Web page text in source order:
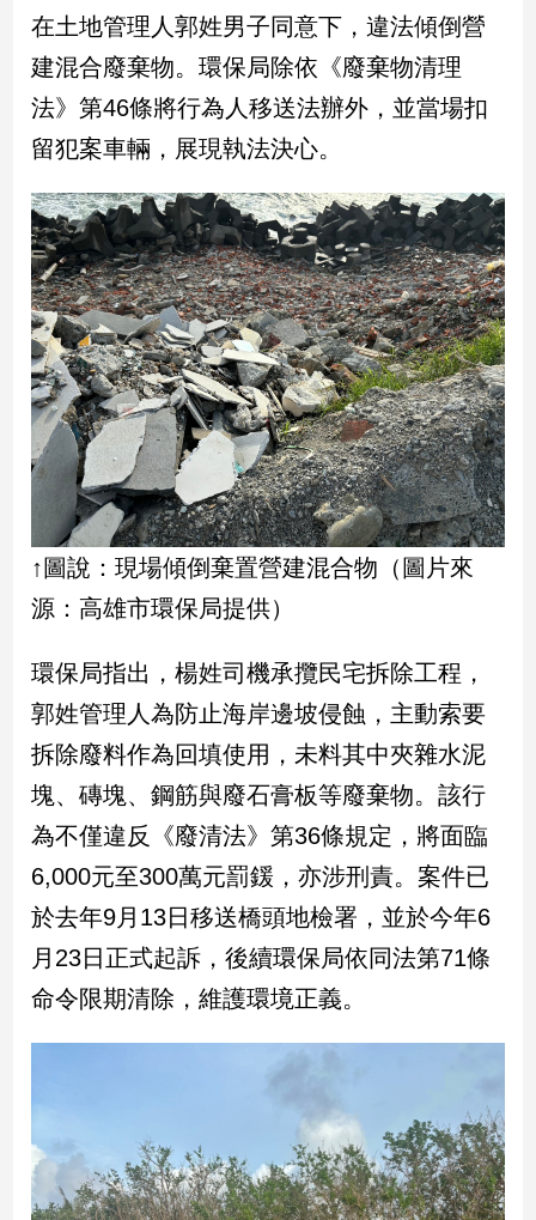
焦
觀
點
民
國
會
焦
點
觀
點
兩
際
社
會/
方
新
冠
病
毒
專
區
南
台
灣
觀
點
灣
觀
在土地管理人郭姓男子同意下，違法傾倒營
建混合廢棄物。環保局除依《廢棄物清理
法》第46條將行為人移送法辦外，並當場扣
留犯案車輛，展現執法決心。
↑圖說：現場傾倒棄置營建混合物（圖片來
源：高雄市環保局提供）
環保局指出，楊姓司機承攬民宅拆除工程，
郭姓管理人為防止海岸邊坡侵蝕，主動索要
拆除廢料作為回填使用，未料其中夾雜水泥
塊、磚塊、鋼筋與廢石膏板等廢棄物。該行
為不僅違反《廢清法》第36條規定，將面臨
6,000元至300萬元罰鍰，亦涉刑責。案件已
於去年9月13日移送橋頭地檢署，並於今年6
月23日正式起訴，後續環保局依同法第71條
命令限期清除，維護環境正義。